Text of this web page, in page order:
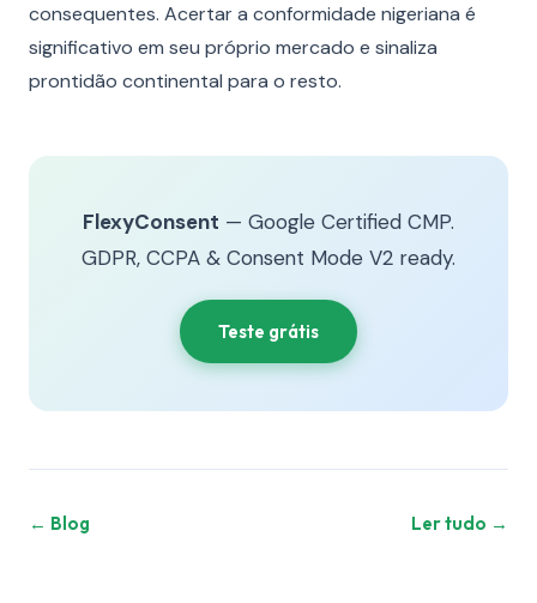
consequentes. Acertar a conformidade nigeriana é
significativo em seu próprio mercado e sinaliza
prontidão continental para o resto.
FlexyConsent — Google Certified CMP.
GDPR, CCPA & Consent Mode V2 ready.
Teste grátis
← Blog Ler tudo →